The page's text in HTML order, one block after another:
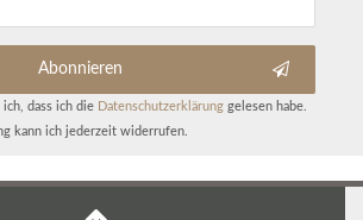
Abonnieren
dass ich die Daten­schutz­erklärunggelesen habe.
kann ich jederzeit widerrufen.